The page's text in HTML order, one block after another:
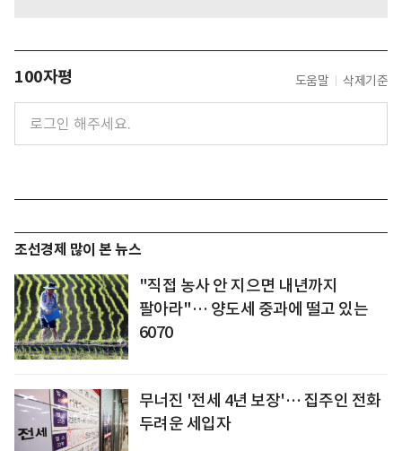
100자평 도움말 삭제기준
조선경제 많이 본 뉴스
"직접 농사 안 지으면 내년까지
팔아라"… 양도세 중과에 떨고 있는
6070
무너진 '전세 4년 보장'… 집주인 전화
두려운 세입자